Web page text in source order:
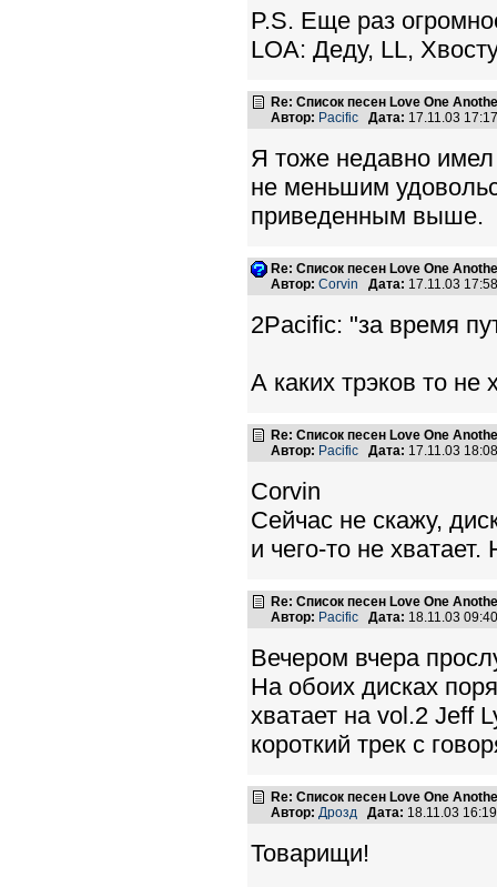
P.S. Еще раз
LOA: Деду, LL,
Re: Список песен Love One
Автор: Pacific Дата: 17.11.03
Я тоже недавно
не меньшим
приведенным выше.
Re: Список песен Love One
Автор: Corvin Дата: 17.11.03
2Pacific: "за время
А каких трэков то не
Re: Список песен Love One
Автор: Pacific Дата: 17.11.03
Corvin
Сейчас не скажу,
и чего-то не
Re: Список песен Love One
Автор: Pacific Дата: 18.11.03
Вечером вчера
На обоих дисках
хватает на vol.2 Jeff
короткий трек с
Re: Список песен Love One
Автор: Дрозд Дата: 18.11.03
Товарищи!